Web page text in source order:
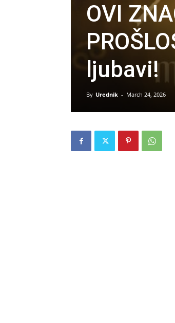
OVI
ljubavi!
By Urednik - March 24, 2026